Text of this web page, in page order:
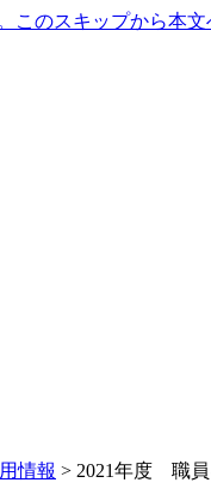
情報 > 2021年度 職員